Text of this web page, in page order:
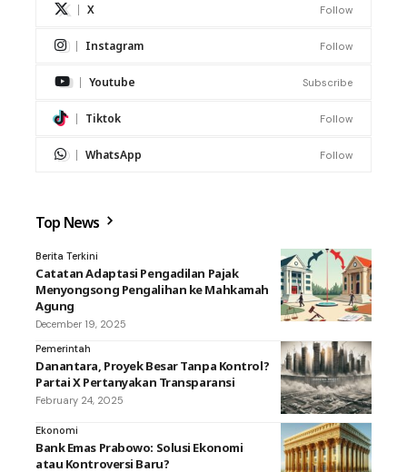
X Follow
Instagram Follow
Youtube Subscribe
Tiktok Follow
WhatsApp Follow
Top News
Berita Terkini
Catatan Adaptasi Pengadilan Pajak
Menyongsong Pengalihan ke Mahkamah
Agung
December 19, 2025
Pemerintah
Danantara, Proyek Besar Tanpa Kontrol?
Partai X Pertanyakan Transparansi
February 24, 2025
Ekonomi
Bank Emas Prabowo: Solusi Ekonomi
atau Kontroversi Baru?